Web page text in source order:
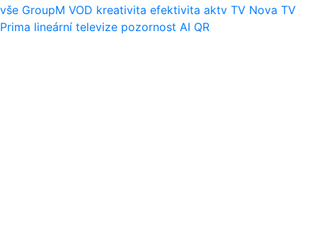
vše GroupM VOD kreativita efektivita aktv TV Nova TV
Prima lineární televize pozornost AI QR